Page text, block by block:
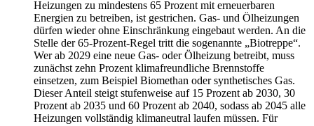
Heizungen zu mindestens 65 Prozent mit erneuerbaren
Energien zu betreiben, ist gestrichen. Gas- und Ölheizungen
dürfen wieder ohne Einschränkung eingebaut werden. An die
Stelle der 65-Prozent-Regel tritt die sogenannte „Biotreppe“.
Wer ab 2029 eine neue Gas- oder Ölheizung betreibt, muss
zunächst zehn Prozent klimafreundliche Brennstoffe
einsetzen, zum Beispiel Biomethan oder synthetisches Gas.
Dieser Anteil steigt stufenweise auf 15 Prozent ab 2030, 30
Prozent ab 2035 und 60 Prozent ab 2040, sodass ab 2045 alle
Heizungen vollständig klimaneutral laufen müssen. Für